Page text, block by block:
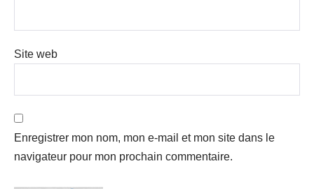
Site web
Enregistrer mon nom, mon e-mail et mon site dans le
navigateur pour mon prochain commentaire.